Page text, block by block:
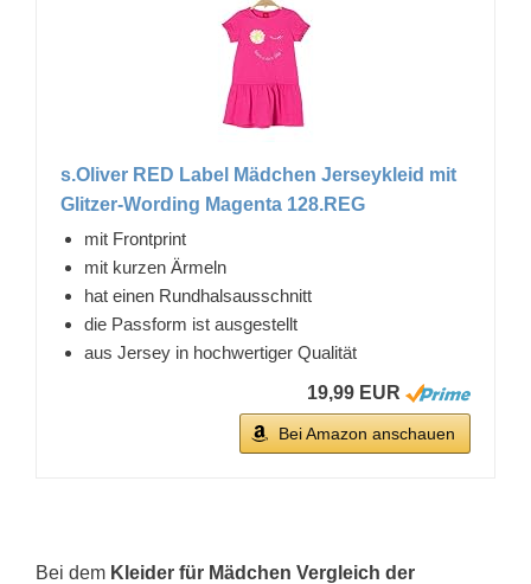
s.Oliver RED Label Mädchen Jerseykleid mit
Glitzer-Wording Magenta 128.REG
mit Frontprint
mit kurzen Ärmeln
hat einen Rundhalsausschnitt
die Passform ist ausgestellt
aus Jersey in hochwertiger Qualität
19,99 EUR
Bei Amazon anschauen
Bei dem Kleider für Mädchen Vergleich der